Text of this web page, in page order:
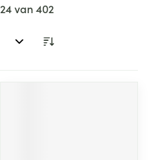
24van402